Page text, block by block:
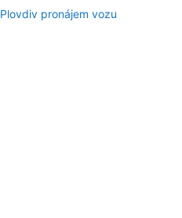
Plovdiv pronájem vozu